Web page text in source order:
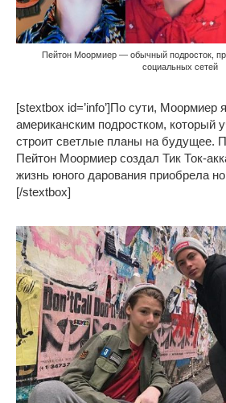
Пейтон Моормиер — обычный подросток,
социальных сетей
[stextbox id=’info’]По сути,
американским подростком, который
строит светлые планы на будущее.
Пейтон Моормиер создал Тик Ток-
жизнь юного дарования приобрела
[/stextbox]